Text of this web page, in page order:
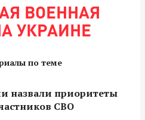
ВОЕННАЯ
УКРАИНЕ
по теме
назвали приоритеты
СВО